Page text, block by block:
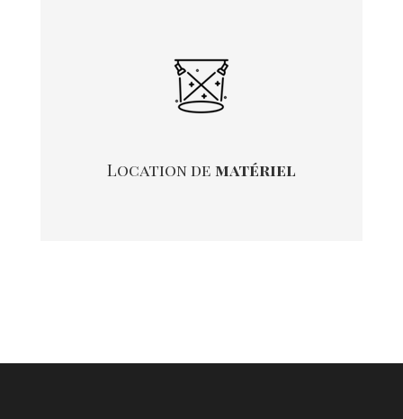
Location de matériel